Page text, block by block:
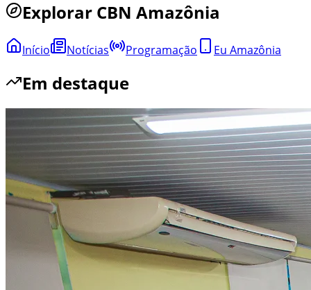
Explorar CBN Amazônia
Início Notícias Programação Eu Amazônia
Em destaque